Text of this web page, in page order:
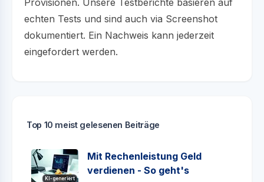
echten Tests und sind auch via Screenshot
dokumentiert. Ein Nachweis kann jederzeit
eingefordert werden.
Top 10 meist gelesenen Beiträge
KI-generiert
Mit Rechenleistung Geld
verdienen - So geht's